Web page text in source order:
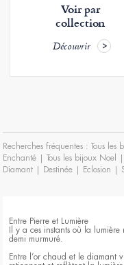
Voir par
collection
Découvrir
Recherches fréquentes :Tous les
Enchanté |Tous les bijoux Noel
Diamant | Destinée | Eclosion |
Entre Pierre et Lumière
Il y a ces instants où la lumière
demi murmuré.
Entre l’or chaud et le diamant